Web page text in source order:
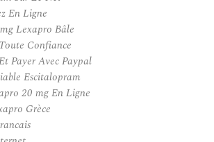
En Ligne
Lexapro Bâle
Confiance
Payer Avec Paypal
Escitalopram
20 mg En Ligne
Grèce